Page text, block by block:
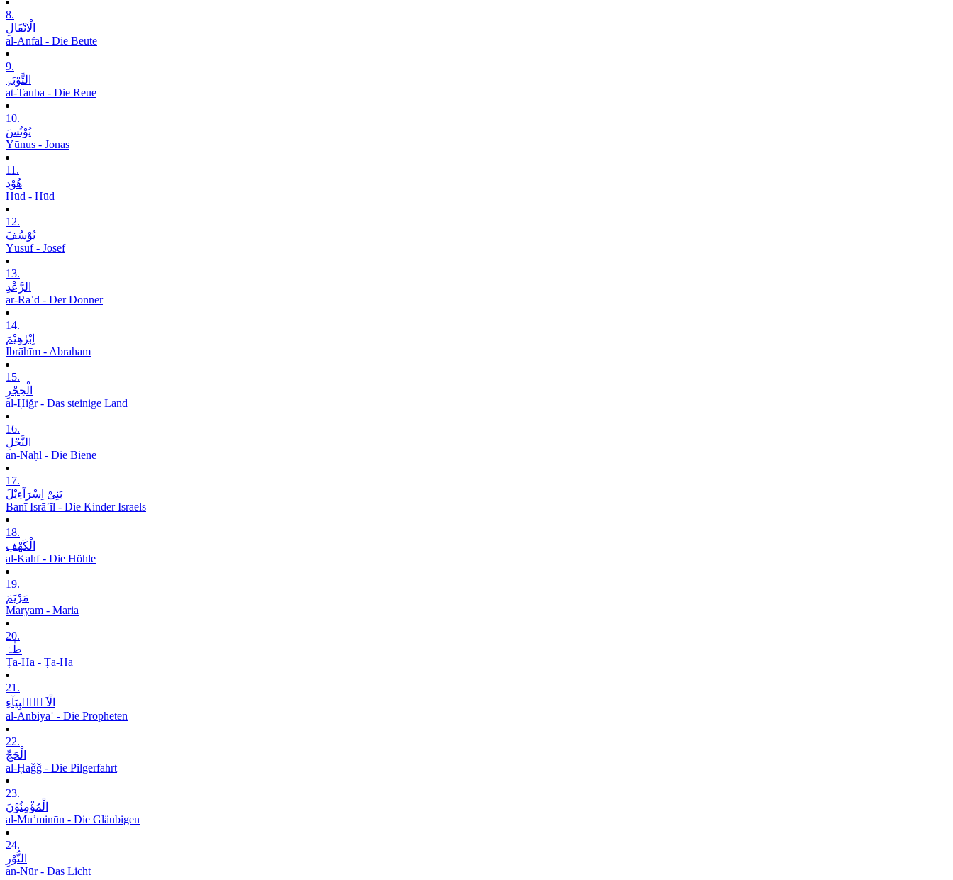
8.
الْاَنْفَالِ
al-Anfāl - Die Beute
9.
التَّوْبَۃِ
at-Tauba - Die Reue
10.
یُوْنُسَ
Yūnus - Jonas
11.
ھُوْدِ
Hūd - Hūd
12.
یُوْسُفَ
Yūsuf - Josef
13.
الرَّعْدِ
ar-Raʿd - Der Donner
14.
اِبْرٰھِیْمَ
Ibrāhīm - Abraham
15.
الْحِجْرِ
al-Ḥiǧr - Das steinige Land
16.
النَّحْلِ
an-Naḥl - Die Biene
17.
بَنِیْٓ اِسْرَآءِیْلَ
Banī Isrāʾīl - Die Kinder Israels
18.
الْکَھْفِ
al-Kahf - Die Höhle
19.
مَرْیَمَ
Maryam - Maria
20.
طٰہٰ
Ṭā-Hā - Ṭā-Hā
21.
الْاَ نۡۢبِیَآءِ
al-Anbiyāʾ - Die Propheten
22.
الْحَجِّ
al-Ḥaǧǧ - Die Pilgerfahrt
23.
الْمُؤْمِنُوْنَ
al-Muʾminūn - Die Gläubigen
24.
النُّوْرِ
an-Nūr - Das Licht